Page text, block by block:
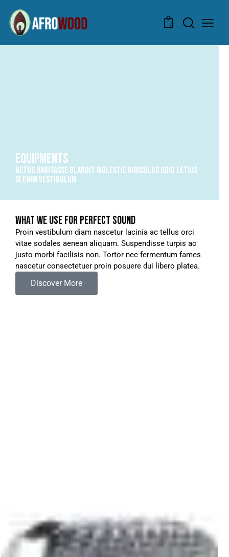
0
EQUIPMENTS
NETUS HABITASSE BLANDIT MOLESTIE RIDICULUS ODIO LETIUS
SI ENIM VESTIBULUM
WHAT WE USE FOR PERFECT SOUND
Proin vestibulum diam nascetur lacinia ac tellus orci
vitae sodales aenean aliquam. Suspendisse turpis ac
justo morbi facilisis non. Tortor nec fermentum fames
nascetur consectetuer proin posuere dui libero platea.
Discover More